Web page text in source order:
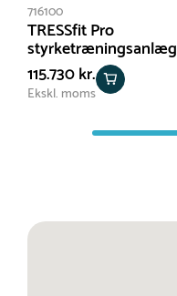
716100
TRESSfit Pro
styrketræningsanlæg
115.730 kr.
Ekskl. moms